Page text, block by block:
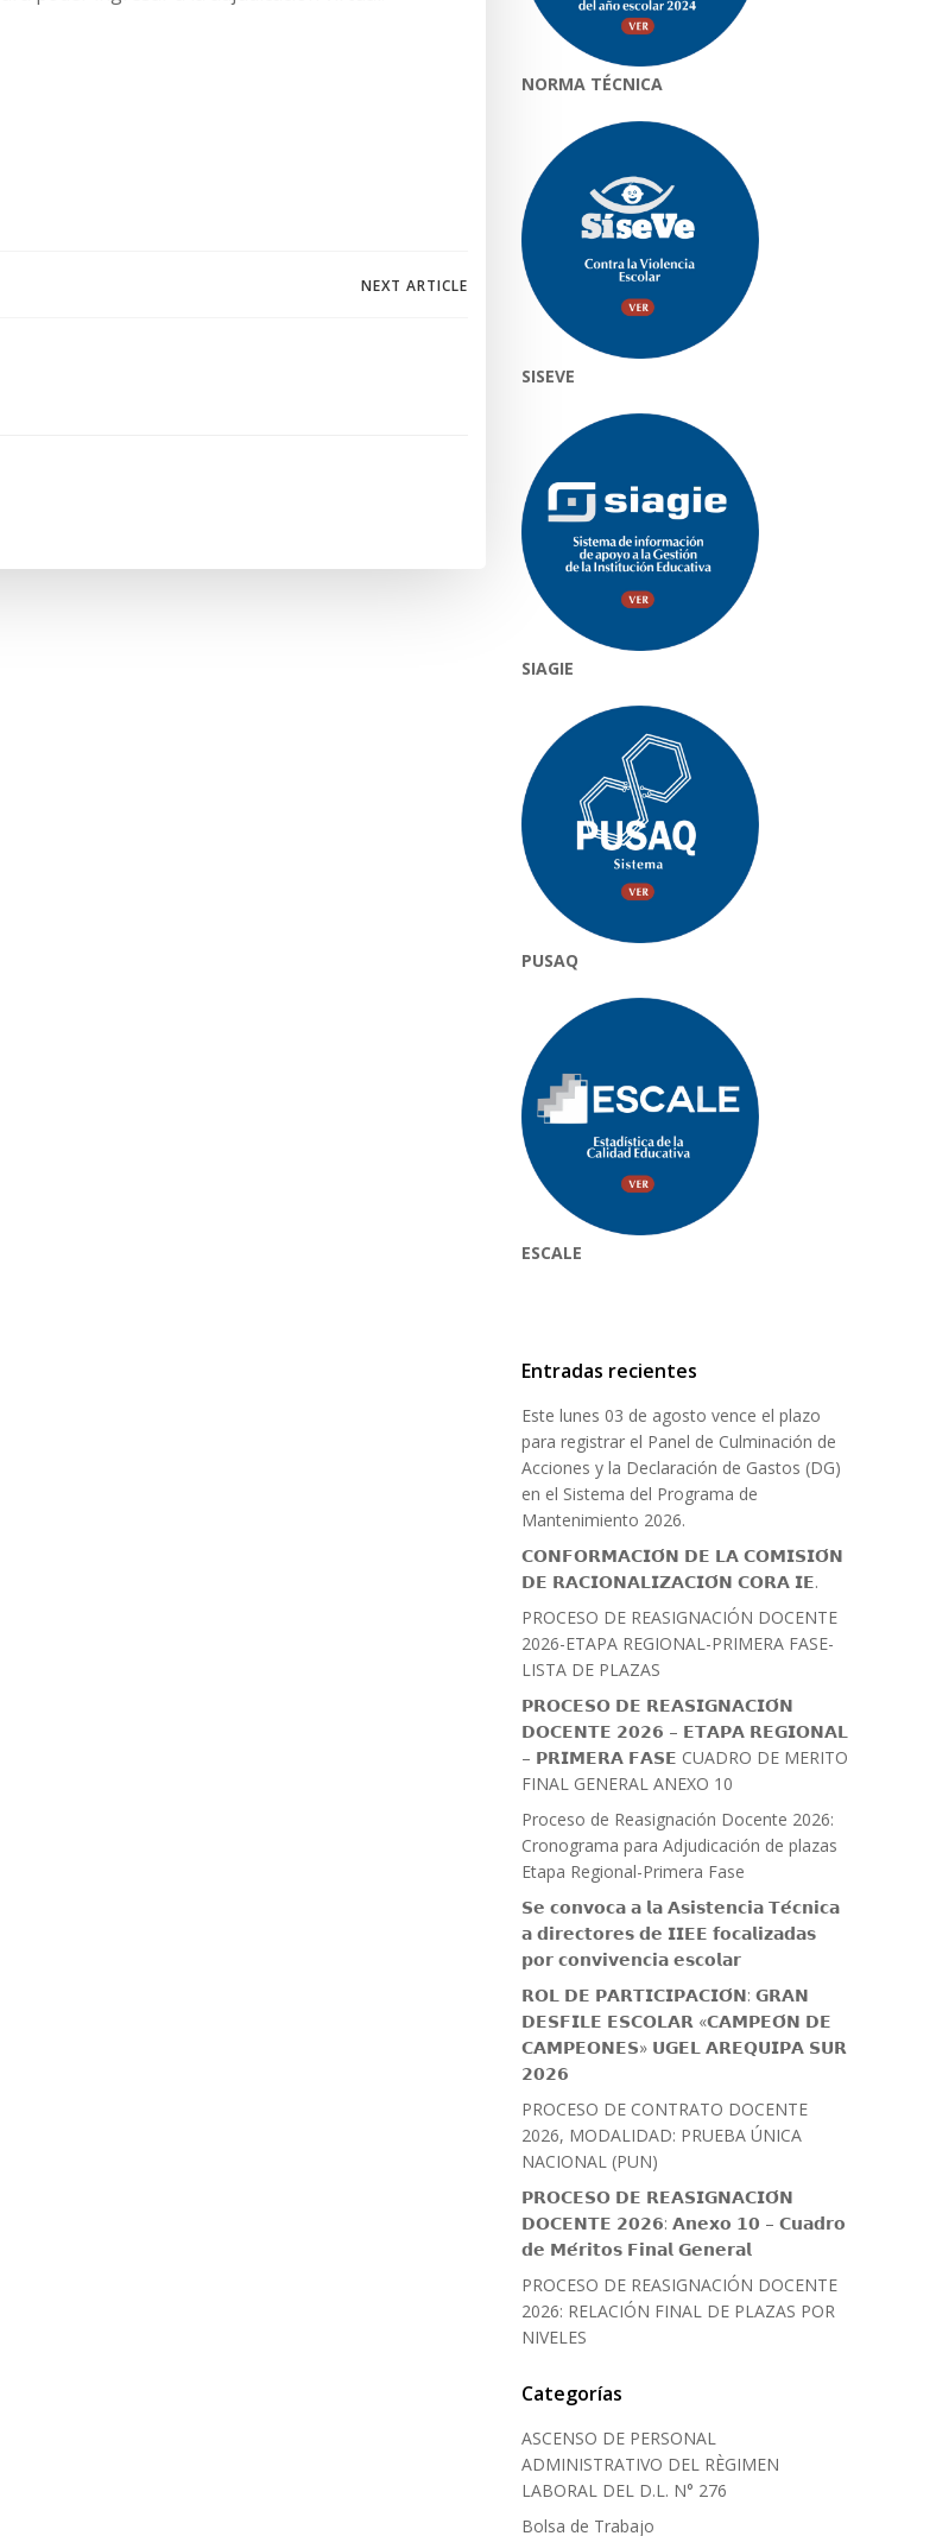
NEXT ARTICLE
NORMA TÉCNICA
SISEVE
SIAGIE
PUSAQ
ESCALE
Entradas recientes
Este lunes 03 de agosto vence el plazo
para registrar el Panel de Culminación de
Acciones y la Declaración de Gastos (DG)
en el Sistema del Programa de
Mantenimiento 2026.
𝗖𝗢𝗡𝗙𝗢𝗥𝗠𝗔𝗖𝗜𝗢́𝗡 𝗗𝗘 𝗟𝗔 𝗖𝗢𝗠𝗜𝗦𝗜𝗢́𝗡
𝗗𝗘 𝗥𝗔𝗖𝗜𝗢𝗡𝗔𝗟𝗜𝗭𝗔𝗖𝗜𝗢́𝗡 𝗖𝗢𝗥𝗔 𝗜𝗘.
PROCESO DE REASIGNACIÓN DOCENTE
2026-ETAPA REGIONAL-PRIMERA FASE-
LISTA DE PLAZAS
𝗣𝗥𝗢𝗖𝗘𝗦𝗢 𝗗𝗘 𝗥𝗘𝗔𝗦𝗜𝗚𝗡𝗔𝗖𝗜𝗢́𝗡
𝗗𝗢𝗖𝗘𝗡𝗧𝗘 𝟮𝟬𝟮𝟲 – 𝗘𝗧𝗔𝗣𝗔 𝗥𝗘𝗚𝗜𝗢𝗡𝗔𝗟
– 𝗣𝗥𝗜𝗠𝗘𝗥𝗔 𝗙𝗔𝗦𝗘 CUADRO DE MERITO
FINAL GENERAL ANEXO 10
Proceso de Reasignación Docente 2026:
Cronograma para Adjudicación de plazas
Etapa Regional-Primera Fase
𝗦𝗲 𝗰𝗼𝗻𝘃𝗼𝗰𝗮 𝗮 𝗹𝗮 𝗔𝘀𝗶𝘀𝘁𝗲𝗻𝗰𝗶𝗮 𝗧𝗲́𝗰𝗻𝗶𝗰𝗮
𝗮 𝗱𝗶𝗿𝗲𝗰𝘁𝗼𝗿𝗲𝘀 𝗱𝗲 𝗜𝗜𝗘𝗘 𝗳𝗼𝗰𝗮𝗹𝗶𝘇𝗮𝗱𝗮𝘀
𝗽𝗼𝗿 𝗰𝗼𝗻𝘃𝗶𝘃𝗲𝗻𝗰𝗶𝗮 𝗲𝘀𝗰𝗼𝗹𝗮𝗿
𝗥𝗢𝗟 𝗗𝗘 𝗣𝗔𝗥𝗧𝗜𝗖𝗜𝗣𝗔𝗖𝗜𝗢́𝗡: 𝗚𝗥𝗔𝗡
𝗗𝗘𝗦𝗙𝗜𝗟𝗘 𝗘𝗦𝗖𝗢𝗟𝗔𝗥 «𝗖𝗔𝗠𝗣𝗘𝗢́𝗡 𝗗𝗘
𝗖𝗔𝗠𝗣𝗘𝗢𝗡𝗘𝗦» 𝗨𝗚𝗘𝗟 𝗔𝗥𝗘𝗤𝗨𝗜𝗣𝗔 𝗦𝗨𝗥
𝟮𝟬𝟮𝟲
PROCESO DE CONTRATO DOCENTE
2026, MODALIDAD: PRUEBA ÚNICA
NACIONAL (PUN)
𝗣𝗥𝗢𝗖𝗘𝗦𝗢 𝗗𝗘 𝗥𝗘𝗔𝗦𝗜𝗚𝗡𝗔𝗖𝗜𝗢́𝗡
𝗗𝗢𝗖𝗘𝗡𝗧𝗘 𝟮𝟬𝟮𝟲: 𝗔𝗻𝗲𝘅𝗼 𝟭𝟬 – 𝗖𝘂𝗮𝗱𝗿𝗼
𝗱𝗲 𝗠𝗲́𝗿𝗶𝘁𝗼𝘀 𝗙𝗶𝗻𝗮𝗹 𝗚𝗲𝗻𝗲𝗿𝗮𝗹
PROCESO DE REASIGNACIÓN DOCENTE
2026: RELACIÓN FINAL DE PLAZAS POR
NIVELES
Categorías
ASCENSO DE PERSONAL
ADMINISTRATIVO DEL RÈGIMEN
LABORAL DEL D.L. N° 276
Bolsa de Trabajo